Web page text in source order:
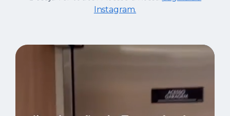
Instagram.